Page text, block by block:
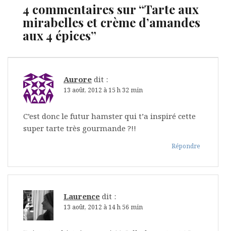
4 commentaires sur “Tarte aux
mirabelles et crème d’amandes
aux 4 épices”
Aurore dit :
13 août, 2012 à 15 h 32 min
C’est donc le futur hamster qui t’a inspiré cette
super tarte très gourmande ?!!
Répondre
Laurence dit :
13 août, 2012 à 14 h 56 min